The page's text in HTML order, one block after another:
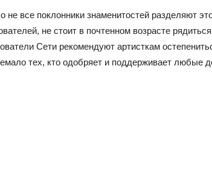
не все поклонники знаменитостей разделяют
не стоит в почтенном возрасте
Сети рекомендуют артисткам
тех, кто одобряет и поддерживает любые